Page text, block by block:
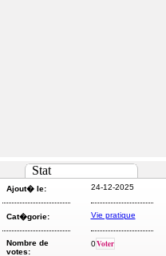
Stat
Ajout� le: 24-12-2025
Cat�gorie: Vie pratique
Nombre de
votes:
0Voter